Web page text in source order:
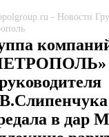
- Новости
в дар